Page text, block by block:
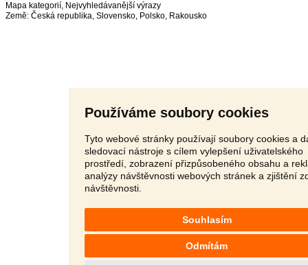
Používáme soubory cookies
Tyto webové stránky používají soubory cookies a
sledovací nástroje s cílem vylepšení uživatelského
prostředí, zobrazení přizpůsobeného obsahu a
analýzy návštěvnosti webových stránek a zjištění
návštěvnosti.
Souhlasím
Odmítám
Mapa kategorií, Nejvyhledávanější výrazy
Země: Česká republika, Slovensko, Polsko, Rakousko